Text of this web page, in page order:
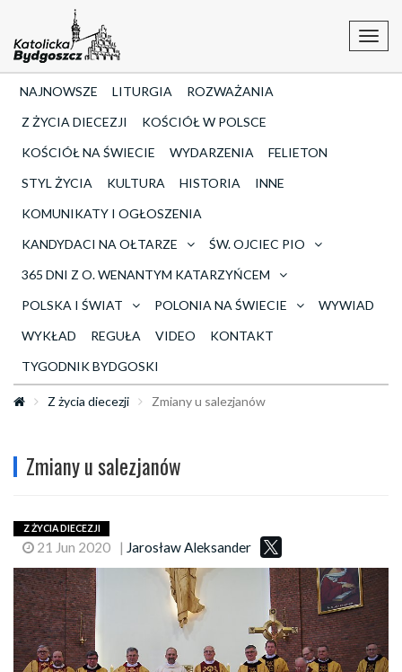
NAJNOWSZE LITURGIA
ROZWAŻANIA
Z ŻYCIA DIECEZJI
KOŚCIÓŁ W POLSCE
KOŚCIÓŁ NA ŚWIECIE
WYDARZENIA
FELIETON
STYL ŻYCIA
KULTURA HISTORIA
INNE
KOMUNIKATY I OGŁOSZENIA
KANDYDACI NA OŁTARZE
ŚW. OJCIEC PIO
365 DNI Z O. WENANTYM KATARZYŃCEM
POLSKA I ŚWIAT
POLONIA NA ŚWIECIE
WYWIAD
WYKŁAD
REGUŁA VIDEO
KONTAKT
TYGODNIK BYDGOSKI
Z życia diecezji Zmiany u salezjanów
Zmiany u salezjanów
Z ŻYCIA DIECEZJI
21 Jun 2020 | Jarosław Aleksander